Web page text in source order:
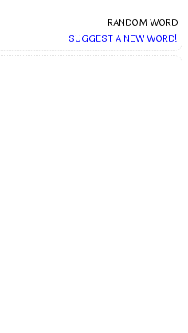
RANDOM WORD
SUGGEST A NEW WORD!